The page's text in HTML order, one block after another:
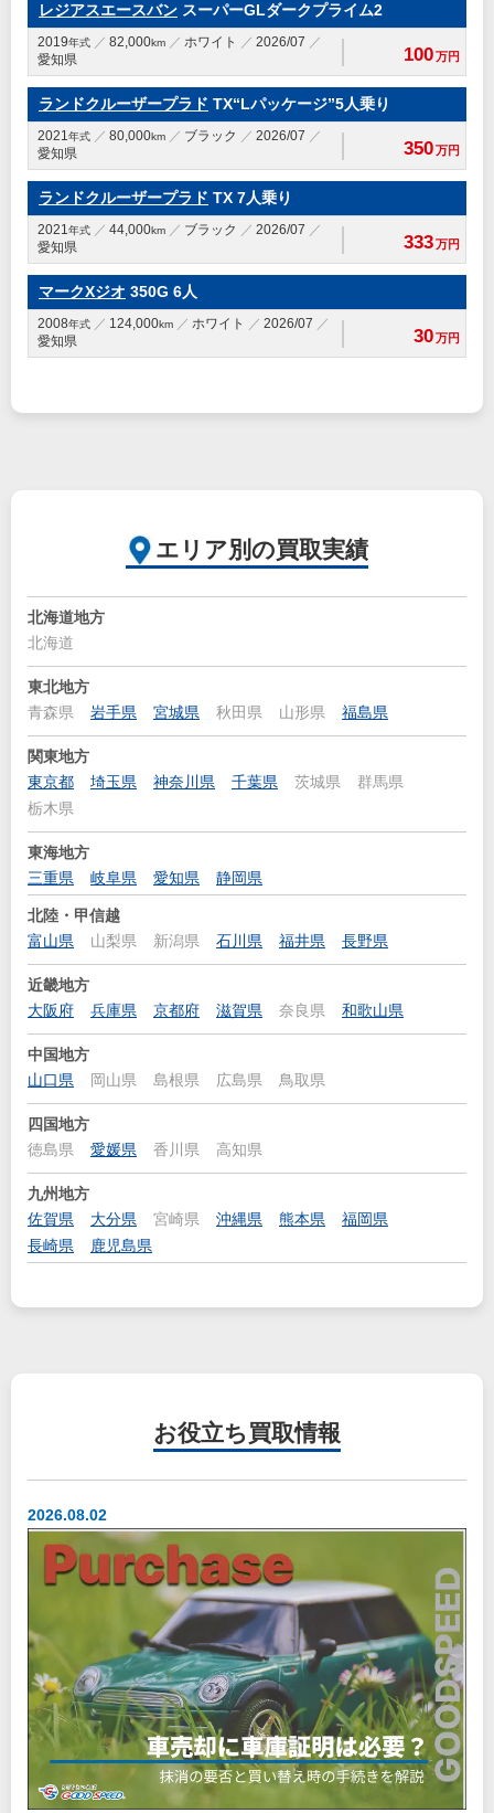
レジアスエースバン スーパーGLダークプライム2
2019年式 82,000km ホワイト
2026/07
愛知県
100万円
ランドクルーザープラド TX“Lパッケージ”5人乗り
2021年式 80,000km ブラック
2026/07
愛知県
350万円
ランドクルーザープラド TX 7人乗り
2021年式 44,000km ブラック
2026/07
愛知県
333万円
マークXジオ 350G 6人
2008年式 124,000km ホワイト
2026/07
愛知県
30万円
エリア別の買取実績
北海道地方
北海道
東北地方
青森県
岩手県 宮城県 秋田県 山形県 福島県
関東地方
東京都
埼玉県 神奈川県 千葉県 茨城県
群馬県
栃木県
東海地方
三重県
岐阜県 愛知県 静岡県
北陸・甲信越
富山県
山梨県 新潟県 石川県 福井県 長野県
近畿地方
大阪府
兵庫県 京都府 滋賀県 奈良県 和歌山県
中国地方
山口県
岡山県 島根県 広島県 鳥取県
四国地方
徳島県
愛媛県 香川県 高知県
九州地方
佐賀県
大分県 宮崎県 沖縄県 熊本県
福岡県
長崎県
鹿児島県
お役立ち 買取情報
2026.08.02